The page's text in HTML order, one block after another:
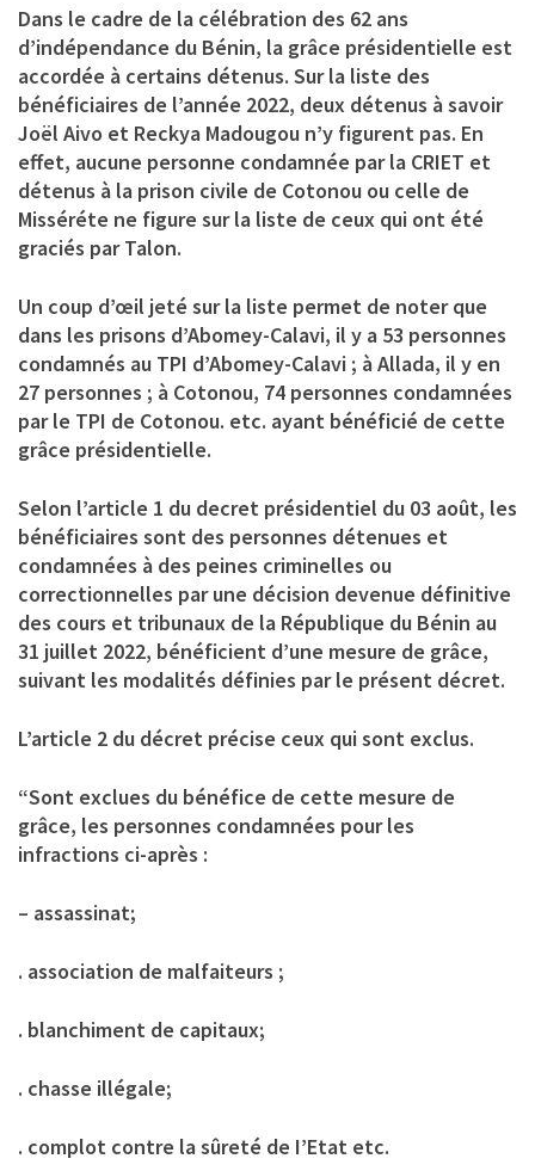
Dans le cadre de la célébration des 62 ans
d’indépendance du Bénin, la grâce présidentielle est
accordée à certains détenus. Sur la liste des
bénéficiaires de l’année 2022, deux détenus à savoir
Joël Aivo et Reckya Madougou n’y figurent pas. En
effet, aucune personne condamnée par la CRIET et
détenus à la prison civile de Cotonou ou celle de
Misséréte ne figure sur la liste de ceux qui ont été
graciés par Talon.
Un coup d’œil jeté sur la liste permet de noter que
dans les prisons d’Abomey-Calavi, il y a 53 personnes
condamnés au TPI d’Abomey-Calavi ; à Allada, il y en
27 personnes ; à Cotonou, 74 personnes condamnées
par le TPI de Cotonou. etc. ayant bénéficié de cette
grâce présidentielle.
Selon l’article 1 du decret présidentiel du 03 août, les
bénéficiaires sont des personnes détenues et
condamnées à des peines criminelles ou
correctionnelles par une décision devenue définitive
des cours et tribunaux de la République du Bénin au
31 juillet 2022, bénéficient d’une mesure de grâce,
suivant les modalités définies par le présent décret.
L’article 2 du décret précise ceux qui sont exclus.
“Sont exclues du bénéfice de cette mesure de
grâce, les personnes condamnées pour les
infractions ci-après :
– assassinat;
. association de malfaiteurs ;
. blanchiment de capitaux;
. chasse illégale;
. complot contre la sûreté de I’Etat etc.